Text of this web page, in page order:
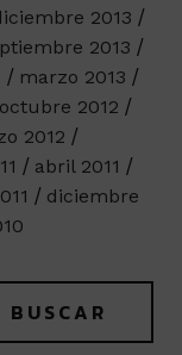
2013
2013
marzo 2013
octubre 2012
2012
abril 2011
diciembre